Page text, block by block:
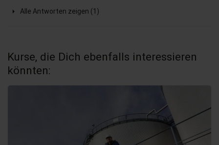
Alle Antworten zeigen (1)
Kurse, die Dich ebenfalls interessieren
könnten: